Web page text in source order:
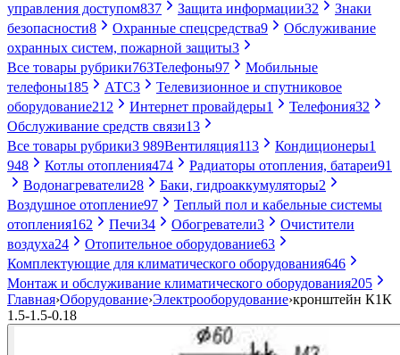
управления доступом837 Защита информации32
Знаки
безопасности8 Охранные спецсредства9
Обслуживание
охранных систем, пожарной защиты3
Все товары рубрики763Телефоны97
Мобильные
телефоны185 АТС3
Телевизионное и спутниковое
оборудование212 Интернет провайдеры1 Телефония32
Обслуживание средств связи13
Все товары рубрики3 989Вентиляция113 Кондиционеры1
948
Котлы отопления474 Радиаторы отопления, батареи91
Водонагреватели28 Баки, гидроаккумуляторы2
Воздушное отопление97
Теплый пол и кабельные системы
отопления162 Печи34 Обогреватели3
Очистители
воздуха24 Отопительное оборудование63
Комплектующие для климатического оборудования646
Монтаж и обслуживание климатического оборудования205
Главная›Оборудование›Электрооборудование›кронштейн К1К
1.5-1.5-0.18